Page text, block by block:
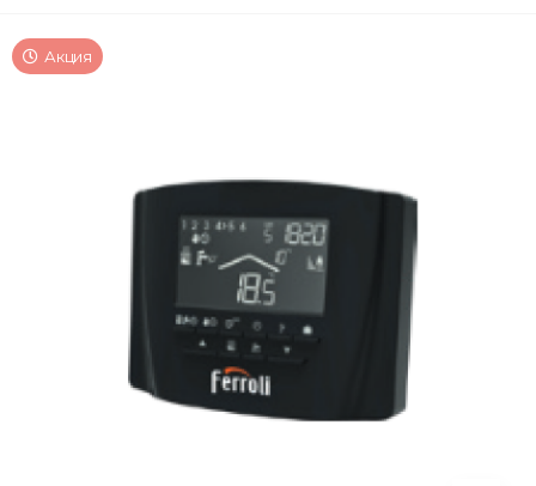
Акция